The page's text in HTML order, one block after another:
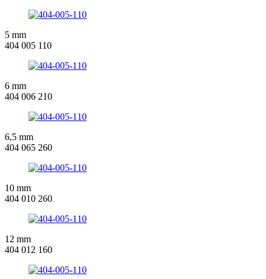
5 mm
404 005 110
6 mm
404 006 210
6,5 mm
404 065 260
10 mm
404 010 260
12 mm
404 012 160